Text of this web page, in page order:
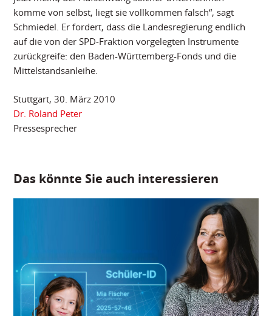
komme von selbst, liegt sie vollkommen falsch“, sagt
Schmiedel. Er fordert, dass die Landesregierung endlich
auf die von der SPD-Fraktion vorgelegten Instrumente
zurückgreife: den Baden-Württemberg-Fonds und die
Mittelstandsanleihe.
Stuttgart, 30. März 2010
Dr. Roland Peter
Pressesprecher
Das könnte Sie auch interessieren